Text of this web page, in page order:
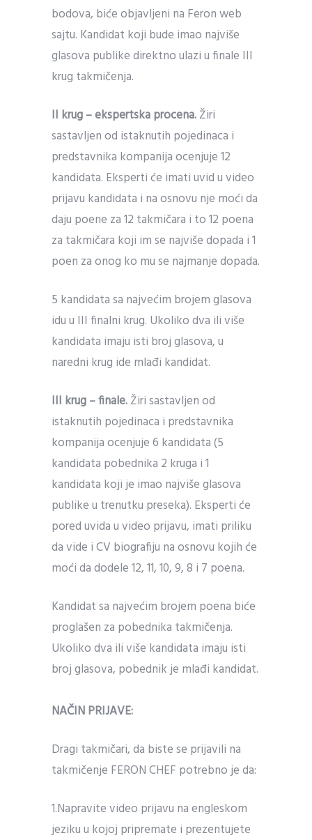
bodova, biće objavljeni na Feron web
sajtu. Kandidat koji bude imao najviše
glasova publike direktno ulazi u finale III
krug takmičenja.
II krug – ekspertska procena.Žiri
sastavljen od istaknutih pojedinaca i
predstavnika kompanija ocenjuje 12
kandidata. Eksperti će imati uvid u video
prijavu kandidata i na osnovu nje moći da
daju poene za 12 takmičara i to 12 poena
za takmičara koji im se najviše dopada i 1
poen za onog ko mu se najmanje dopada.
5 kandidata sa najvećim brojem glasova
idu u III finalni krug. Ukoliko dva ili više
kandidata imaju isti broj glasova, u
naredni krug ide mlađi kandidat.
III krug – finale.Žiri sastavljen od
istaknutih pojedinaca i predstavnika
kompanija ocenjuje 6 kandidata (5
kandidata pobednika 2 kruga i 1
kandidata koji je imao najviše glasova
publike u trenutku preseka). Eksperti će
pored uvida u video prijavu, imati priliku
da vide i CV biografiju na osnovu kojih će
moći da dodele 12, 11, 10, 9, 8 i 7 poena.
Kandidat sa najvećim brojem poena biće
proglašen za pobednika takmičenja.
Ukoliko dva ili više kandidata imaju isti
broj glasova, pobednik je mlađi kandidat.
NAČIN PRIJAVE:
Dragi takmičari, da biste se prijavili na
takmičenje FERON CHEF potrebno je da:
1.Napravite video prijavu na engleskom
jeziku u kojoj pripremate i prezentujete